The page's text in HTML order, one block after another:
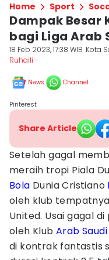
Home Sport
Dampak Besar
bagi Liga Arab
18 Feb 2023, 17:38 WIB Kota
Ruhaili -
News Channel
Pinterest
Share Article
Setelah gagal
meraih tropi Piala
Bola Dunia Cristiano
oleh klub
United. Usai gagal
oleh KlubArab Saudi
di kontrak fantastis